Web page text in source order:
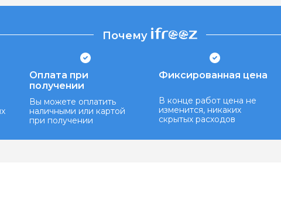
Почему
Оплата при
получении
Вы можете оплатить
наличными или картой
при получении
Фиксированная цена
В конце работ цена не
изменится, никаких
скрытых расходов